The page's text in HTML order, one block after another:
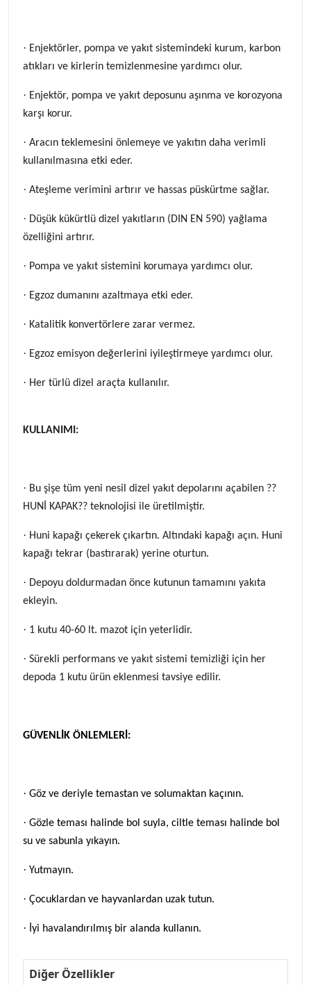
· Enjektörler, pompa ve yakıt sistemindeki kurum, karbon
atıkları ve kirlerin temizlenmesine yardımcı olur.
· Enjektör, pompa ve yakıt deposunu aşınma ve korozyona
karşı korur.
· Aracın teklemesini önlemeye ve yakıtın daha verimli
kullanılmasına etki eder.
· Ateşleme verimini artırır ve hassas püskürtme sağlar.
· Düşük kükürtlü dizel yakıtların (DIN EN 590) yağlama
özelliğini artırır.
· Pompa ve yakıt sistemini korumaya yardımcı olur.
· Egzoz dumanını azaltmaya etki eder.
· Katalitik konvertörlere zarar vermez.
· Egzoz emisyon değerlerini iyileştirmeye yardımcı olur.
· Her türlü dizel araçta kullanılır.
KULLANIMI:
· Bu şişe tüm yeni nesil dizel yakıt depolarını açabilen ??
HUNİ KAPAK?? teknolojisi ile üretilmiştir.
· Huni kapağı çekerek çıkartın. Altındaki kapağı açın. Huni
kapağı tekrar (bastırarak) yerine oturtun.
· Depoyu doldurmadan önce kutunun tamamını yakıta
ekleyin.
· 1 kutu 40-60 lt. mazot için yeterlidir.
· Sürekli performans ve yakıt sistemi temizliği için her
depoda 1 kutu ürün eklenmesi tavsiye edilir.
GÜVENLİK ÖNLEMLERİ:
· Göz ve deriyle temastan ve solumaktan kaçının.
· Gözle teması halinde bol suyla, ciltle teması halinde bol
su ve sabunla yıkayın.
· Yutmayın.
· Çocuklardan ve hayvanlardan uzak tutun.
· İyi havalandırılmış bir alanda kullanın.
Diğer Özellikler